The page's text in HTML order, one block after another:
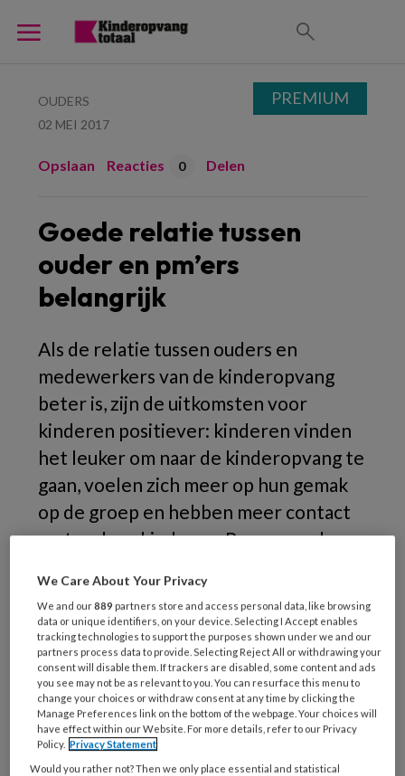
OUDERS
02 MEI 2017
Opslaan Reacties 0 Delen
Goede relatie tussen
ouder en pm’ers
belangrijk
Als de relatie tussen ouders en
medewerkers van de kinderopvang
beter is, zijn de uitkomsten voor
kinderen positiever: kinderen vinden
het leuker om naar de kinderopvang te
gaan, voelen zich meer op hun gemak
op de groep en hebben meer contact
met andere kinderen. Promovenda
I
REGISTREREN
Wil je dit artikel lezen?
PREMIUM
We Care About Your Privacy
We and our889 partners store and access personal data, like browsing
data or unique identifiers, on your device. Selecting I Accept enables
tracking technologies to support the purposes shown under we and our
partners process data to provide. Selecting Reject All or withdrawing your
consent will disable them. If trackers are disabled, some content and ads
you see may not be as relevant to you. You can resurface this menu to
change your choices or withdraw consent at any time by clicking the
Manage Preferences link on the bottom of the webpage. Your choices will
have effect within our Website. For more details, refer to our Privacy
Policy. Privacy Statement
Would you rather not? Then we only place essential and statistical